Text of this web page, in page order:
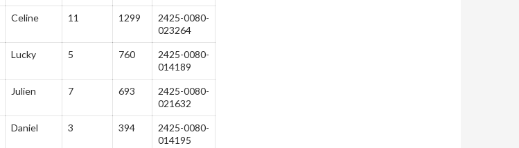
Celine 11 1299
2425-0080-
023264
Lucky 5 760
2425-0080-
014189
Julien 7 693
2425-0080-
021632
Daniel 3 394
2425-0080-
014195